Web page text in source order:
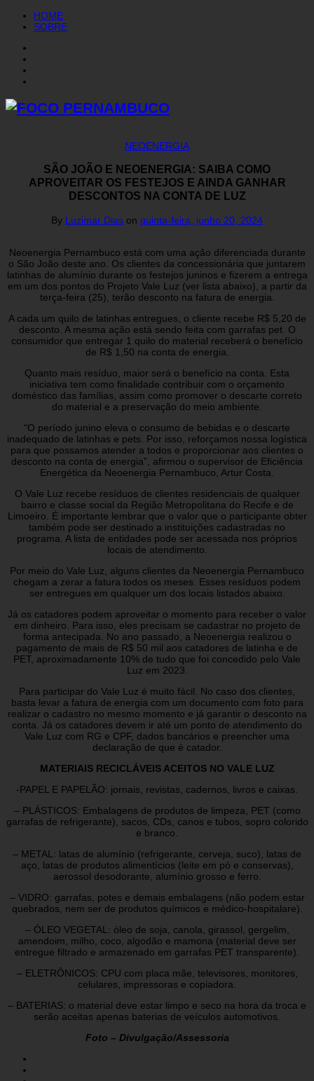
HOME
SOBRE
NEOENERGIA
SÃO JOÃO E NEOENERGIA: SAIBA COMO
APROVEITAR OS FESTEJOS E AINDA GANHAR
DESCONTOS NA CONTA DE LUZ
By Luzimar Dias on quinta-feira, junho 20, 2024
Neoenergia Pernambuco está com uma ação diferenciada durante
o São João deste ano. Os clientes da concessionária que juntarem
latinhas de alumínio durante os festejos juninos e fizerem a entrega
em um dos pontos do Projeto Vale Luz (ver lista abaixo), a partir da
terça-feira (25), terão desconto na fatura de energia.
A cada um quilo de latinhas entregues, o cliente recebe R$ 5,20 de
desconto. A mesma ação está sendo feita com garrafas pet. O
consumidor que entregar 1 quilo do material receberá o benefício
de R$ 1,50 na conta de energia.
Quanto mais resíduo, maior será o benefício na conta. Esta
iniciativa tem como finalidade contribuir com o orçamento
doméstico das famílias, assim como promover o descarte correto
do material e a preservação do meio ambiente.
“O período junino eleva o consumo de bebidas e o descarte
inadequado de latinhas e pets. Por isso, reforçamos nossa logística
para que possamos atender a todos e proporcionar aos clientes o
desconto na conta de energia”, afirmou o supervisor de Eficiência
Energética da Neoenergia Pernambuco, Artur Costa.
O Vale Luz recebe resíduos de clientes residenciais de qualquer
bairro e classe social da Região Metropolitana do Recife e de
Limoeiro. É importante lembrar que o valor que o participante obter
também pode ser destinado a instituições cadastradas no
programa. A lista de entidades pode ser acessada nos próprios
locais de atendimento.
Por meio do Vale Luz, alguns clientes da Neoenergia Pernambuco
chegam a zerar a fatura todos os meses. Esses resíduos podem
ser entregues em qualquer um dos locais listados abaixo.
Já os catadores podem aproveitar o momento para receber o valor
em dinheiro. Para isso, eles precisam se cadastrar no projeto de
forma antecipada. No ano passado, a Neoenergia realizou o
pagamento de mais de R$ 50 mil aos catadores de latinha e de
PET, aproximadamente 10% de tudo que foi concedido pelo Vale
Luz em 2023.
Para participar do Vale Luz é muito fácil. No caso dos clientes,
basta levar a fatura de energia com um documento com foto para
realizar o cadastro no mesmo momento e já garantir o desconto na
conta. Já os catadores devem ir até um ponto de atendimento do
Vale Luz com RG e CPF, dados bancários e preencher uma
declaração de que é catador.
MATERIAIS RECICLÁVEIS ACEITOS NO VALE LUZ
-PAPEL E PAPELÃO: jornais, revistas, cadernos, livros e caixas.
– PLÁSTICOS: Embalagens de produtos de limpeza, PET (como
garrafas de refrigerante), sacos, CDs, canos e tubos, sopro colorido
e branco.
– METAL: latas de alumínio (refrigerante, cerveja, suco), latas de
aço, latas de produtos alimentícios (leite em pó e conservas),
aerossol desodorante, alumínio grosso e ferro.
– VIDRO: garrafas, potes e demais embalagens (não podem estar
quebrados, nem ser de produtos químicos e médico-hospitalare).
– ÓLEO VEGETAL: óleo de soja, canola, girassol, gergelim,
amendoim, milho, coco, algodão e mamona (material deve ser
entregue filtrado e armazenado em garrafas PET transparente).
– ELETRÔNICOS: CPU com placa mãe, televisores, monitores,
celulares, impressoras e copiadora.
– BATERIAS: o material deve estar limpo e seco na hora da troca e
serão aceitas apenas baterias de veículos automotivos.
Foto – Divulgação/Assessoria